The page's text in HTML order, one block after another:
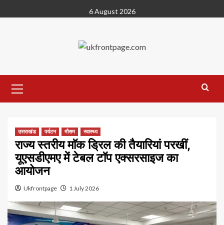
to
6 August 2026
Menu
उत्तराखंड पर्यटन मौसम स्वास्थ्य
राज्य स्तरीय माॅक ड्रिल की तैयारियां परखीं,
यूएसडीएमए में टेबल टाॅप एक्सरसाइज का
आयोजन
Ukfrontpage 1 July 2026